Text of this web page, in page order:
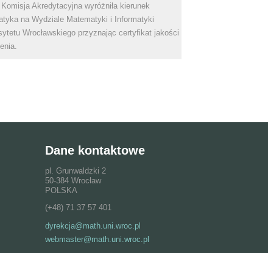
Akredytacyjna wyróżniła kierunek
na Wydziale Matematyki i Informatyki
Wrocławskiego przyznając certyfikat jakości
Dane kontaktowe
pl. Grunwaldzki 2
50-384 Wrocław
POLSKA
(+48) 71 37 57 401
dyrekcja@math.uni.wroc.pl
webmaster@math.uni.wroc.pl